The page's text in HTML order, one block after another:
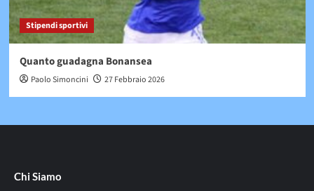
Stipendi sportivi
Quanto guadagna Bonansea
Paolo Simoncini 27 Febbraio 2026
Chi Siamo